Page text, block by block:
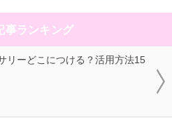
事ランキング
リーどこにつける？活用方法15